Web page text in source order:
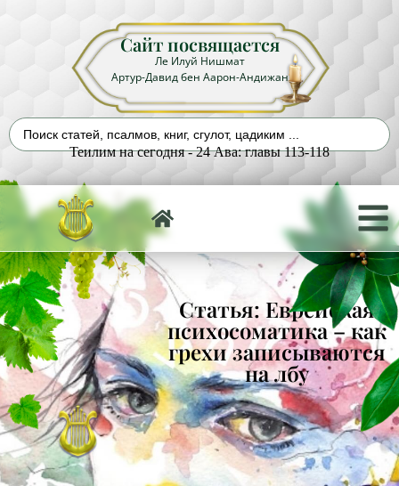
Сайт посвящается
Ле Илуй Нишмат
Артур-Давид бен Аарон-Андижан
Теилим на сегодня - 24 Ава: главы 113-118
Статья: Еврейская
психосоматика – как
грехи записываются
на лбу